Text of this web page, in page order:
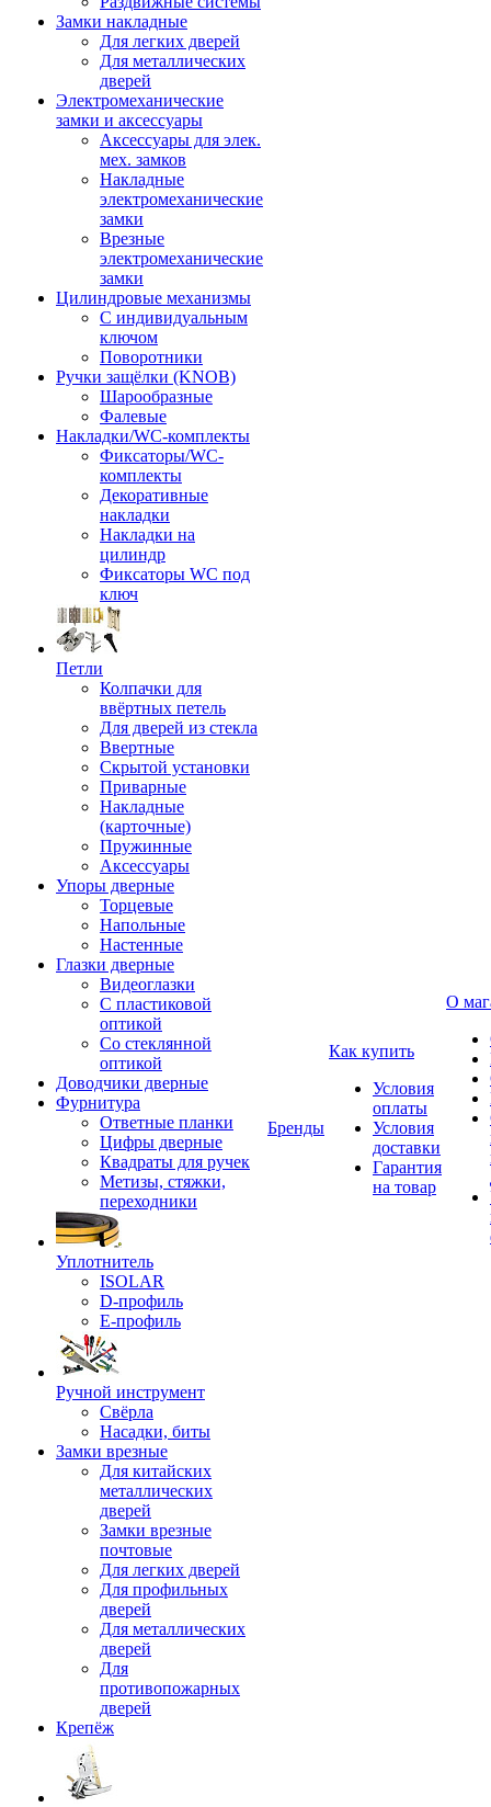
Замки накладные
Для легких дверей
Для металлических
дверей
Электромеханические
замки и аксессуары
Аксессуары для элек.
мех. замков
Накладные
электромеханические
замки
Врезные
электромеханические
замки
Цилиндровые механизмы
С индивидуальным
ключом
Поворотники
Ручки защёлки (KNOB)
Шарообразные
Фалевые
Накладки/WC-комплекты
Фиксаторы/WC-
комплекты
Декоративные
накладки
Накладки на
цилиндр
Фиксаторы WC под
ключ
Петли
Колпачки для
ввёртных петель
Для дверей из стекла
Ввертные
Скрытой установки
Приварные
Накладные
(карточные)
Пружинные
Аксессуары
Упоры дверные
Торцевые
Напольные
Настенные
Глазки дверные
Видеоглазки
С пластиковой
оптикой
Со стеклянной
оптикой
Доводчики дверные
Фурнитура
Ответные планки
Цифры дверные
Квадраты для ручек
Метизы, стяжки,
переходники
Уплотнитель
ISOLAR
D-профиль
Е-профиль
Ручной инструмент
Свёрла
Насадки, биты
Замки врезные
Для китайских
металлических
дверей
Замки врезные
почтовые
Для легких дверей
Для профильных
дверей
Для металлических
дверей
Для
противопожарных
дверей
Крепёж
Бренды
Как купить
Условия
оплаты
Условия
доставки
Гарантия
на товар
О